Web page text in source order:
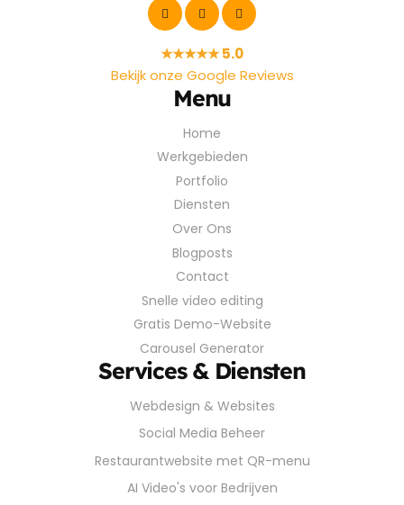
★★★★★ 5.0
Bekijk onze Google Reviews
Menu
Home
Werkgebieden
Portfolio
Diensten
Over Ons
Blogposts
Contact
Snelle video editing
Gratis Demo-Website
Carousel Generator
Services & Diensten
Webdesign & Websites
Social Media Beheer
Restaurantwebsite met QR-menu
AI Video's voor Bedrijven